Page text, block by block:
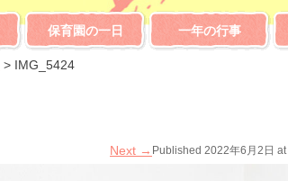
保育園の一日 一年の行事
> IMG_5424
Published 2022年6月2日 at
Next →